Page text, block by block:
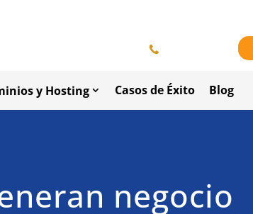
y Hosting Casos de Éxito Blog
negocio